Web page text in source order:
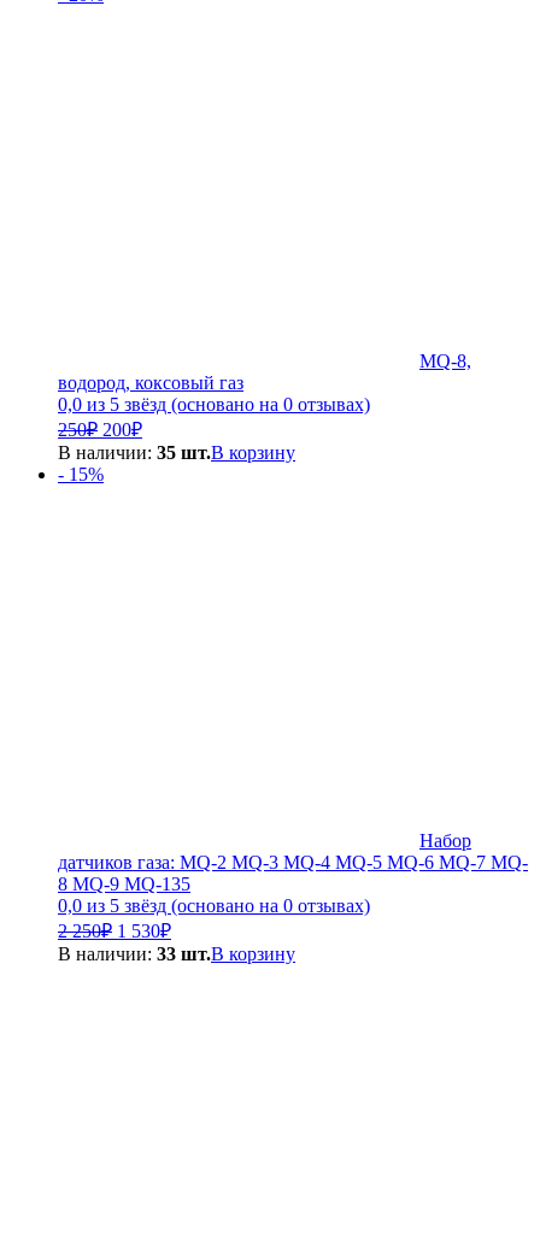
MQ-8,
водород, коксовый газ
0,0 из 5 звёзд (основано на 0 отзывах)
250₽ Первоначальная
цена
200₽Текущая
цена:
В наличии: 35 шт.В корзину
- 15%
Набор
датчиков газа: MQ-2 MQ-3 MQ-4 MQ-5 MQ-6 MQ-7 MQ-
8 MQ-9 MQ-135
0,0 из 5 звёзд (основано на 0 отзывах)
2 250₽ Первоначальная
цена
1 530₽Текущая
цена:
В наличии: 33 шт.В корзину